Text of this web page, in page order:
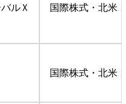
ル X 国際株式・北米
国際株式・北米